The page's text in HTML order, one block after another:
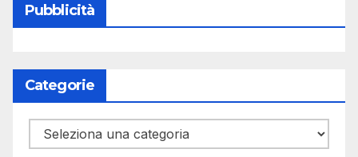
Pubblicità
Categorie
Categorie